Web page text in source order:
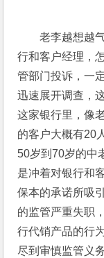
老李越想越
行和客户经理，
管部门投诉，一
迅速展开调查，
这家银行里，像
的客户大概有20
50岁到70岁的中
是冲着对银行和
保本的承诺所吸
的监管严重失职
行代销产品的行
尽到审慎监管义